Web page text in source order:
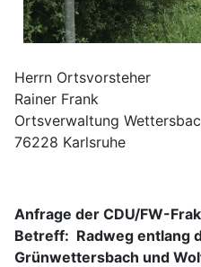
Herrn Ortsvorsteher
Rainer Frank
Ortsverwaltung
76228 Karlsruhe
Anfrage der CDU/FW-
Betreff: Radweg entlang
Grünwettersbach und